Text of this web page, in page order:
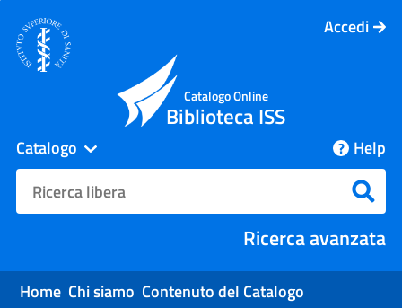
Accedi
Catalogo Online
Biblioteca ISS
Catalogo
cambia
Help
Cerca su "Catalogo"
Cerca
Ricerca avanzata
Home Chi siamo Contenuto del Catalogo